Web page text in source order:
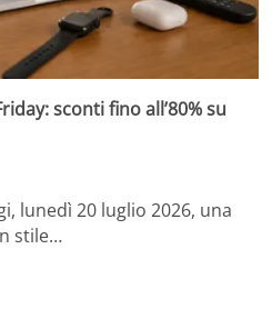
sconti fino all’80% su
lunedì 20 luglio 2026, una
stile…